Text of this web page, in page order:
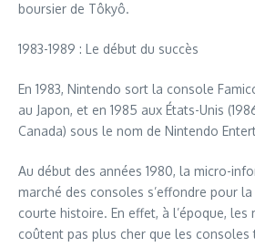
boursier de Tôkyô.
1983-1989 : Le début du succès
En 1983, Nintendo sort la console
au Japon, et en 1985 aux États-Unis
Canada) sous le nom de Nintendo
Au début des années 1980, la micro-
marché des consoles s’effondre pour
courte histoire. En effet, à l’époque,
coûtent pas plus cher que les